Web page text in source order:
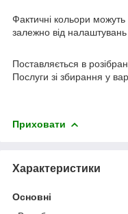
Фактичні кольори можуть
залежно від
Поставляється в
Послуги зі збирання у
Приховати
Характеристики
Основні